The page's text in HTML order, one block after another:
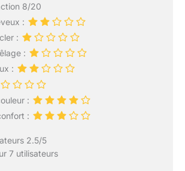
8/20
:
:
:
:
:
:
2.5/5
7 utilisateurs